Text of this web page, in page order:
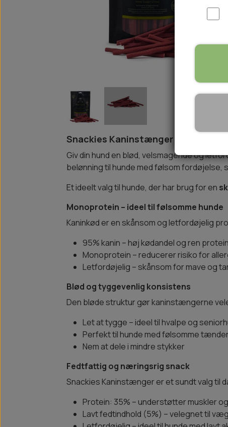
WOOLF ULTIMATE
WOLFBLUT VETLINE
KOSTTILSKUD
Snackies Kaninstænger – Blød og
Giv din hund en blød, velsmagende og
belønning til hunde med følsom fordøjelse,
Et ideelt valg til hunde, der har brug for en
Monoprotein – ideel til følsomme hunde
Kaninkød er en skånsom og letfordøjelig
95% kanin – høj kødandel og ren
Monoprotein – reducerer risiko for
Letfordøjelig – skånsom for mave og
Blød og tyggevenlig konsistens
Den bløde struktur gør kaninstængerne
Let at tygge – ideel til hvalpe og
Perfekt til hunde med følsomme
Nem at dele i mindre stykker
Fedtfattig og næringsrig snack
Snackies Kaninstænger er et sundt valg til
Protein: 35% – understøtter muskler
Lavt fedtindhold (5%) – velegnet til